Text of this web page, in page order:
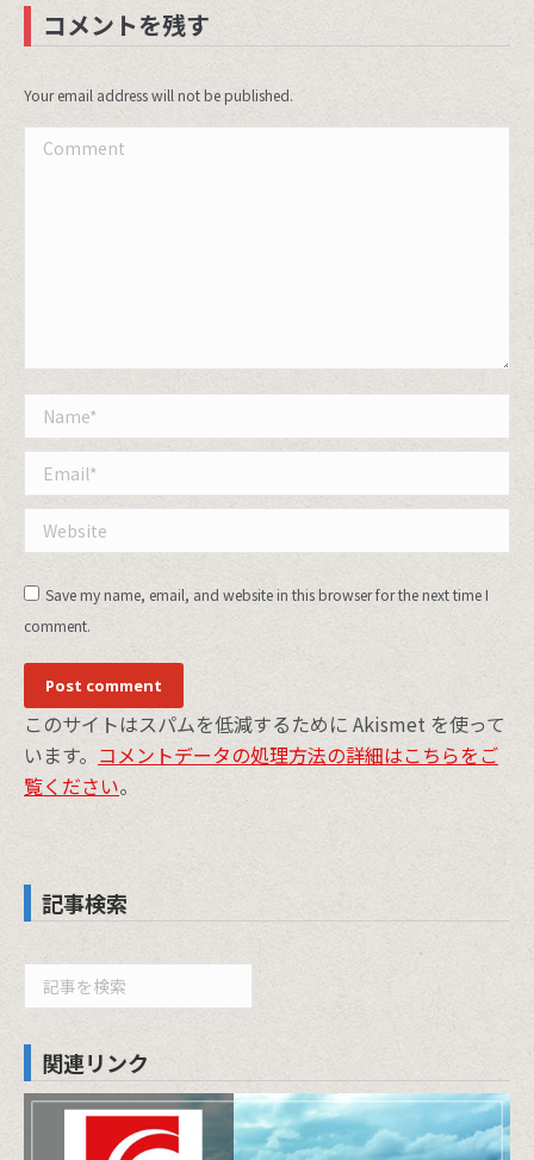
コメントを残す
Your email address will not be published.
Comment
Name *
Email *
Website
Save my name, email, and website in this browser for the next time I
comment.
Post comment
このサイトはスパムを低減するために Akismet を使って
います。 コメントデータの処理方法の詳細はこちらをご
覧ください。
記事検索
索
関連リンク